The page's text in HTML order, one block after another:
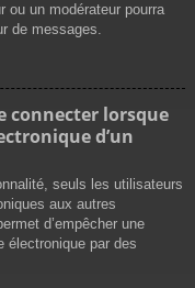
ou un modérateur pourra
de messages.
connecter lorsque
d’un
seuls les utilisateurs
aux autres
d’empêcher une
électronique par des